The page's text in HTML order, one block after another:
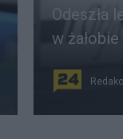
Odeszła
w żałobie